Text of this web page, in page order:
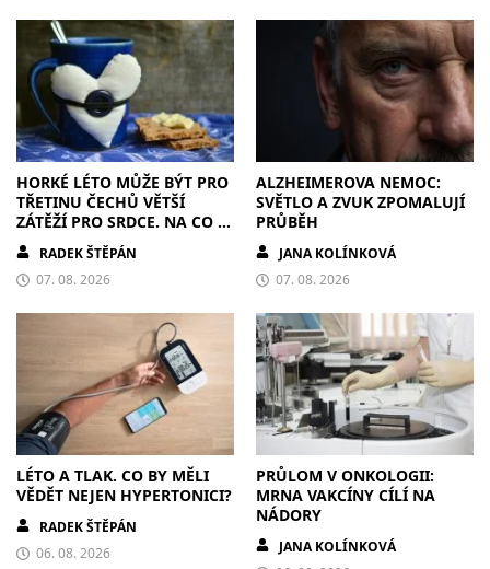
HORKÉ LÉTO MŮŽE BÝT PRO
TŘETINU ČECHŮ VĚTŠÍ
ZÁTĚŽÍ PRO SRDCE. NA CO SI
DÁT POZOR?
RADEK ŠTĚPÁN
07. 08. 2026
ALZHEIMEROVA NEMOC:
SVĚTLO A ZVUK ZPOMALUJÍ
PRŮBĚH
JANA KOLÍNKOVÁ
07. 08. 2026
LÉTO A TLAK. CO BY MĚLI
VĚDĚT NEJEN HYPERTONICI?
RADEK ŠTĚPÁN
06. 08. 2026
PRŮLOM V ONKOLOGII:
MRNA VAKCÍNY CÍLÍ NA
NÁDORY
JANA KOLÍNKOVÁ